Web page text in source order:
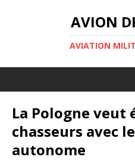
AVION
AVIATION
La Pologne veut
chasseurs avec
autonome